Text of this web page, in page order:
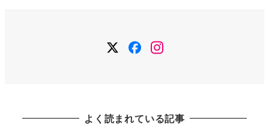
Twitter
Facebook
Instagram
よく読まれている記事